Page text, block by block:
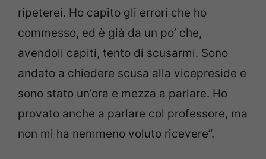
ripeterei. Ho capito gli errori che ho
commesso, ed è già da un po’ che,
avendoli capiti, tento di scusarmi. Sono
andato a chiedere scusa alla vicepreside e
sono stato un’ora e mezza a parlare. Ho
provato anche a parlare col professore, ma
non mi ha nemmeno voluto ricevere”.